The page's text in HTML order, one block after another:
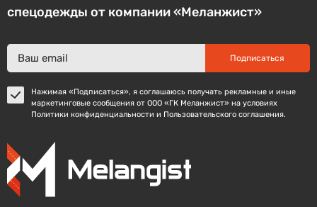
спецодежды от компании «Меланжист»
Подписаться
Нажимая «Подписаться», я соглашаюсь получать рекламные и иные
маркетинговые сообщения от ООО «ГК Меланжист» на условиях
Политики конфиденциальности и Пользовательского соглашения.